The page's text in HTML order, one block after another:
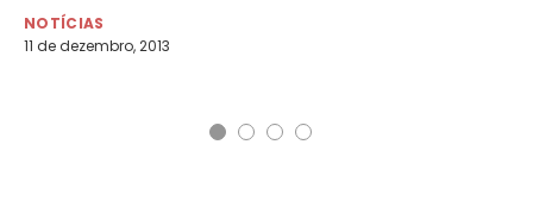
NOTÍCIAS
11 de dezembro, 2013